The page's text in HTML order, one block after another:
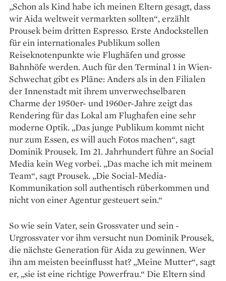
„Schon als Kind habe ich meinen Eltern gesagt, dass
wir Aida weltweit vermarkten sollten“, erzählt
Prousek beim dritten Espresso. Erste Andockstellen
für ein internationales Publikum sollen
Reiseknotenpunkte wie Flughäfen und grosse
Bahnhöfe werden. Auch für den Terminal 1 in Wien-
Schwechat gibt es Pläne: Anders als in den Filialen
der Innenstadt mit ihrem unverwechselbaren
Charme der 1950er- und 1960er-Jahre zeigt das
Rendering für das Lokal am Flughafen eine sehr
moderne Optik. „Das junge Publikum kommt nicht
nur zum Essen, es will auch Fotos machen“, sagt
Dominik Prousek. Im 21. Jahrhundert führe an Social
Media kein Weg vorbei. „Das mache ich mit meinem
Team“, sagt Prousek. „Die Social-Media-
Kommunikation soll authentisch rüberkommen und
nicht von einer Agentur gesteuert sein.“
So wie sein Vater, sein Grossvater und sein ­
Urgrossvater vor ihm versucht nun Dominik ­Prousek,
die nächste Generation für Aida zu gewinnen. Wer
ihn am meisten beeinflusst hat? „Meine Mutter“, sagt
er, „sie ist eine richtige ­Powerfrau.“ Die Eltern sind